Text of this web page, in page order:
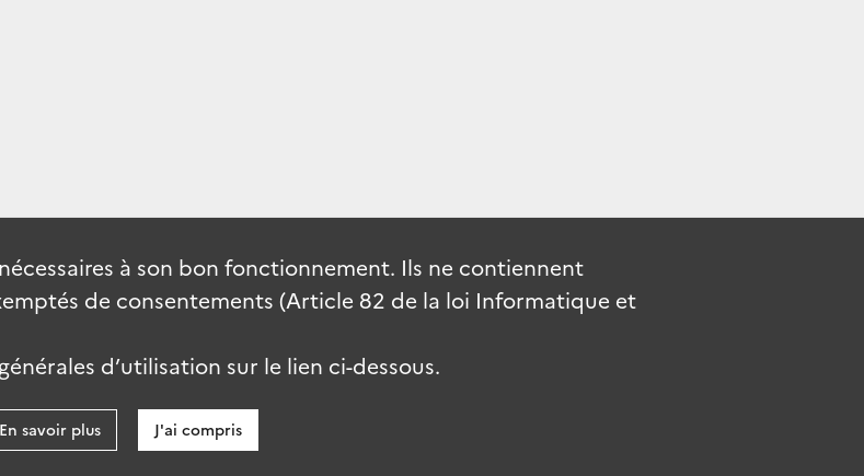
à son bon fonctionnement. Ils ne contiennent
de consentements (Article 82 de la loi Informatique et
d’utilisation sur le lien ci-dessous.
En savoir plus J'ai compris